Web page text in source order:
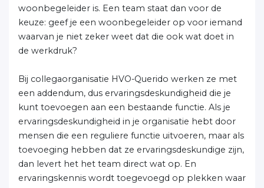
woonbegeleider is. Een team staat dan voor de
keuze: geef je een woonbegeleider op voor iemand
waarvan je niet zeker weet dat die ook wat doet in
de werkdruk?
Bij collegaorganisatie HVO-Querido werken ze met
een addendum, dus ervaringsdeskundigheid die je
kunt toevoegen aan een bestaande functie. Als je
ervaringsdeskundigheid in je organisatie hebt door
mensen die een reguliere functie uitvoeren, maar als
toevoeging hebben dat ze ervaringsdeskundige zijn,
dan levert het het team direct wat op. En
ervaringskennis wordt toegevoegd op plekken waar